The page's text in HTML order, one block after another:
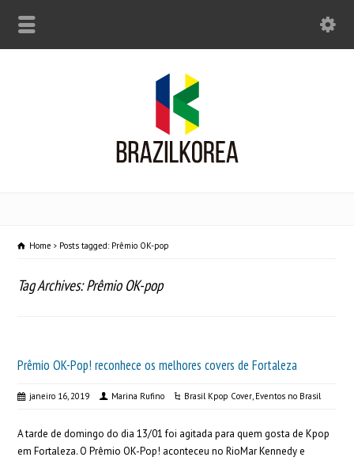
Home Posts tagged: Prêmio OK-pop
Tag Archives: Prêmio OK-pop
Prêmio OK-Pop! reconhece os melhores covers de Fortaleza
janeiro 16, 2019 Marina Rufino Brasil Kpop Cover, Eventos no Brasil
A tarde de domingo do dia 13/01 foi agitada para quem gosta de Kpop
em Fortaleza. O Prêmio OK-Pop! aconteceu no RioMar Kennedy e